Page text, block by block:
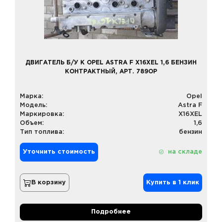
ДВИГАТЕЛЬ Б/У К OPEL ASTRA F X16XEL 1,6 БЕНЗИН
КОНТРАКТНЫЙ, АРТ. 789OP
Марка:
Opel
Модель:
Astra F
Маркировка:
X16XEL
Объем:
1,6
Тип топлива:
бензин
Уточнить стоимость на складе
В корзину Купить в 1 клик
Подробнее